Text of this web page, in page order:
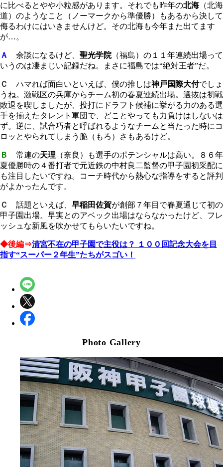
に比べるとやや小粒感があります。それでも昨年の北海（北海
道）のようなこと（ノーマークから準優勝）もあるから決して
侮るわけにはいきませんけど。その北海も今年また出てます
が…。
Ａ 余談になるけど、 聖光学院（福島）の１１年連続出場って
いうのは凄まじい記録だね。まさに福島では“絶対王者”だ。
Ｃ ハマれば面白いといえば、僕の推しは神戸国際大付でしょ
うね。激戦区の兵庫からチーム初の春夏連続出場。選抜は初戦
敗退を喫しましたが、投打にドラフト候補に挙がる力のある選
手を揃えたタレント軍団で、どことやっても力負けはしないは
ず。逆に、試合巧者と呼ばれるようなチームと当たった時にコ
ロッとやられてしまう脆（もろ）さもあるけど。
Ｂ 常連の天理 （奈良）も選手のポテンシャルは高い。８６年
夏優勝時の４番打者で元近鉄の中村良二監督の甲子園初采配に
も注目したいですね。コーチ時代から熱心な指導をすると評判
がよかったんです。
Ｃ 話題といえば、 早稲田佐賀が創部７年目で春夏通じて初の
甲子園出場。早実とのアベック出場はならなかったけど、フレ
ッシュな新風を吹かせてもらいたいですね。
◆後編⇒清宮不在の甲子園で主役は？ １００回記念大会を目
指す“スーパー２年生”たちがスゴい！
Photo Gallery